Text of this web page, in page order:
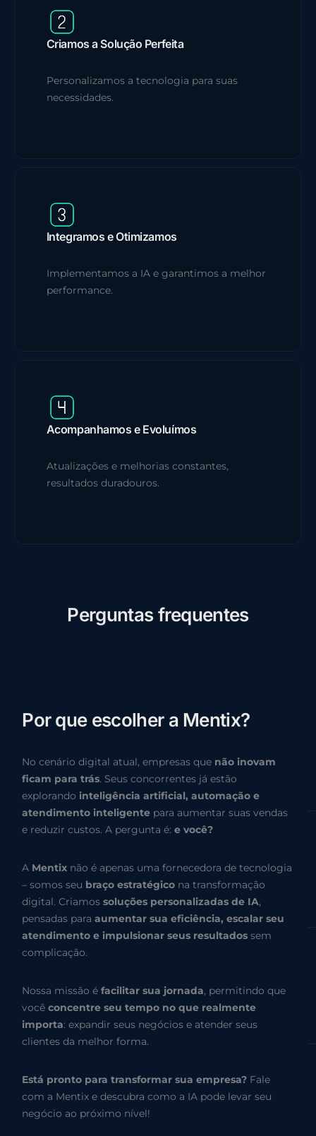
Criamos a Solução Perfeita
Personalizamos a tecnologia para suas
necessidades.
Integramos e Otimizamos
Implementamos a IA e garantimos a melhor
performance.
Acompanhamos e Evoluímos
Atualizações e melhorias constantes,
resultados duradouros.
Perguntas frequentes
Por que escolher a Mentix?
No cenário digital atual, empresas que não inovam
ficam para trás. Seus concorrentes já estão
explorando inteligência artificial, automação e
atendimento inteligente para aumentar suas vendas
e reduzir custos. A pergunta é:e você?
A Mentix não é apenas uma fornecedora de tecnologia
– somos seu braço estratégico na transformação
digital. Criamossoluções personalizadas de IA,
pensadas paraaumentar sua eficiência, escalar seu
atendimento e impulsionar seus resultados sem
complicação.
Nossa missão éfacilitar sua jornada, permitindo que
vocêconcentre seu tempo no que realmente
importa: expandir seus negócios e atender seus
clientes da melhor forma.
Está pronto para transformar sua empresa? Fale
com a Mentix e descubra como a IA pode levar seu
negócio ao próximo nível!